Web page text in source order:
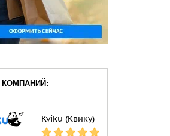
КОМПАНИЙ:
Kviku (Квику)